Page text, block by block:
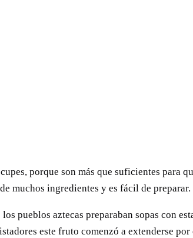
porque son más que suficientes para
muchos ingredientes y es fácil de preparar.
pueblos aztecas preparaban sopas con
este fruto comenzó a extenderse